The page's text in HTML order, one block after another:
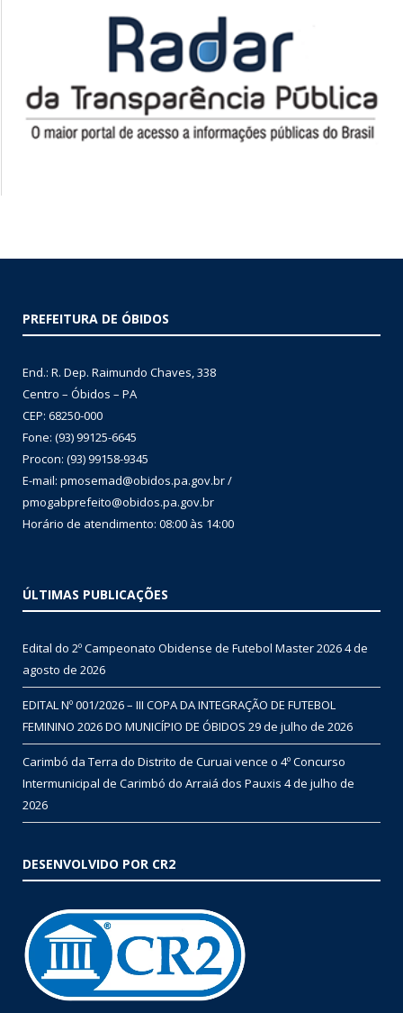
PREFEITURA DE ÓBIDOS
End.: R. Dep. Raimundo Chaves, 338
Centro – Óbidos – PA
CEP: 68250-000
Fone: (93) 99125-6645
Procon: (93) 99158-9345
E-mail: pmosemad@obidos.pa.gov.br /
pmogabprefeito@obidos.pa.gov.br
Horário de atendimento: 08:00 às 14:00
ÚLTIMAS PUBLICAÇÕES
Edital do 2º Campeonato Obidense de Futebol Master 20264 de
agosto de 2026
EDITAL Nº 001/2026 – III COPA DA INTEGRAÇÃO DE FUTEBOL
FEMININO 2026 DO MUNICÍPIO DE ÓBIDOS 29 de julho de 2026
Carimbó da Terra do Distrito de Curuai vence o 4º Concurso
Intermunicipal de Carimbó do Arraiá dos Pauxis 4 de julho de
2026
DESENVOLVIDO POR CR2